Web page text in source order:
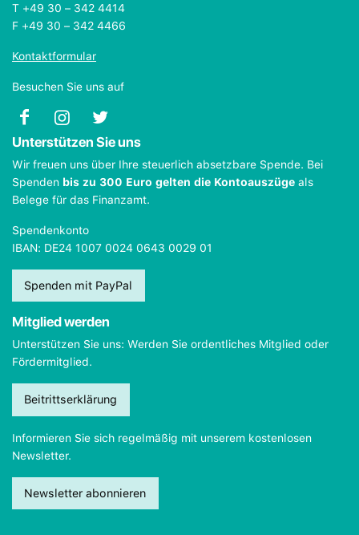
T +49 30 – 342 4414
F +49 30 – 342 4466
Kontaktformular
Besuchen Sie uns auf
Unterstützen Sie uns
Wir freuen uns über Ihre steuerlich absetzbare Spende. Bei
Spenden bis zu 300 Euro gelten die Kontoauszüge als
Belege für das Finanzamt.
Spendenkonto
IBAN: DE24 1007 0024 0643 0029 01
Spenden mit PayPal
Mitglied werden
Unterstützen Sie uns: Werden Sie ordentliches Mitglied oder
Fördermitglied.
Beitrittserklärung
Informieren Sie sich regelmäßig mit unserem kostenlosen
Newsletter.
Newsletter abonnieren